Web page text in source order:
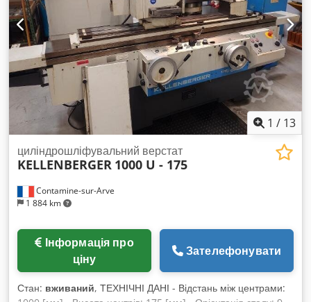
1 / 13
Contamine-sur-Arve
1 884 km
циліндрошліфувальний верстат
KELLENBERGER 1000 U - 175
ціну
Зателефонувати
Стан: вживаний, ТЕХНІЧНІ ДАНІ - Відстань між центрами: